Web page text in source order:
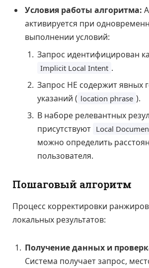
Условия работы алгоритма:
активируется при
выполнении условий:
Запрос идентифицирован
Implicit Local Intent .
Запрос НЕ содержит явных
указаний ( location phrase ).
В наборе релевантных
присутствуют Local
можно определить
пользователя.
Пошаговый алгоритм
Процесс корректировки
локальных результатов:
Получение данных и
Система получает запрос,